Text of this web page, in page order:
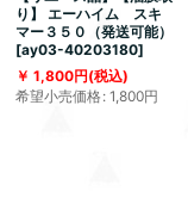
り】 エーハイム スキ
マー３５０（発送可能）
[ay03-40203180]
1,800円(税込)
希望小売価格: 1,800円